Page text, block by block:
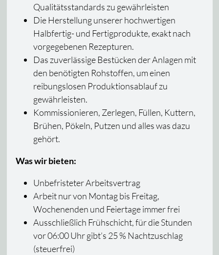
Qualitätsstandards zu gewährleisten
Die Herstellung unserer hochwertigen
Halbfertig- und Fertigprodukte, exakt nach
vorgegebenen Rezepturen.
Das zuverlässige Bestücken der Anlagen mit
den benötigten Rohstoffen, um einen
reibungslosen Produktionsablauf zu
gewährleisten.
Kommissionieren, Zerlegen, Füllen, Kuttern,
Brühen, Pökeln, Putzen und alles was dazu
gehört.
Was wir bieten:
Unbefristeter Arbeitsvertrag
Arbeit nur von Montag bis Freitag,
Wochenenden und Feiertage immer frei
Ausschließlich Frühschicht, für die Stunden
vor 06:00 Uhr gibt’s 25 % Nachtzuschlag
(steuerfrei)